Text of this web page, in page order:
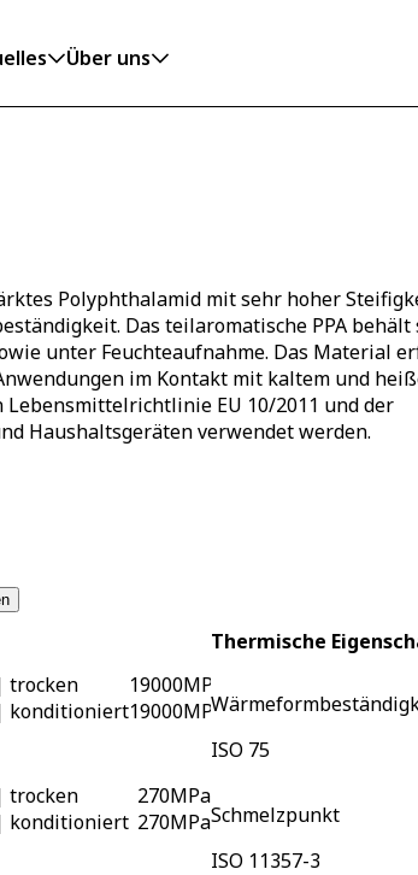
Über uns
Polyphthalamid mit sehr hoher
Das teilaromatische PPA behält
unter Feuchteaufnahme. Das Material
im Kontakt mit kaltem und
EU 10/2011 und der
Haushaltsgeräten verwendet werden.
trocken
konditioniert
19000MPa
19000MPa
trocken
konditioniert
270MPa
270MPa
Thermische
ISO 75
Schmelzpunkt
ISO 11357-3